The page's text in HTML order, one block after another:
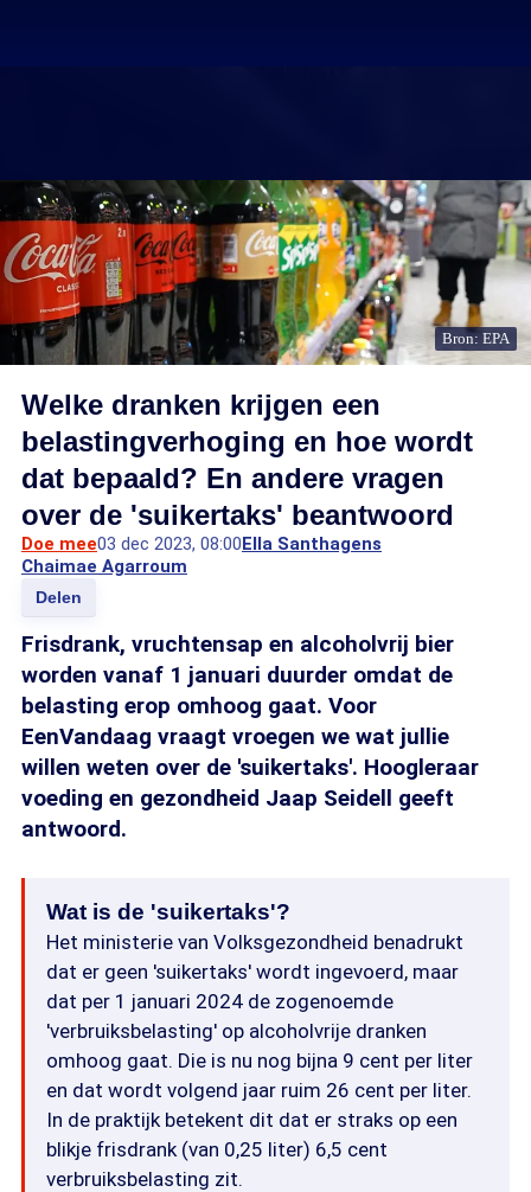
Bron: EPA
Welke dranken krijgen een
belastingverhoging en hoe wordt
dat bepaald? En andere vragen
over de 'suikertaks' beantwoord
Doe mee03 dec 2023, 08:00Ella Santhagens
Chaimae Agarroum
Delen
Frisdrank, vruchtensap en alcoholvrij bier
worden vanaf 1 januari duurder omdat de
belasting erop omhoog gaat. Voor
EenVandaag vraagt vroegen we wat jullie
willen weten over de 'suikertaks'. Hoogleraar
voeding en gezondheid Jaap Seidell geeft
antwoord.
Wat is de 'suikertaks'?
Het ministerie van Volksgezondheid benadrukt
dat er geen 'suikertaks' wordt ingevoerd, maar
dat per 1 januari 2024 de zogenoemde
'verbruiksbelasting' op alcoholvrije dranken
omhoog gaat. Die is nu nog bijna 9 cent per liter
en dat wordt volgend jaar ruim 26 cent per liter.
In de praktijk betekent dit dat er straks op een
blikje frisdrank (van 0,25 liter) 6,5 cent
verbruiksbelasting zit.